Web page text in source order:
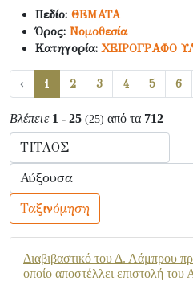
Πεδίο: ΘΕΜΑΤΑ
Όρος: Νομοθεσία
Κατηγορία:ΧΕΙΡΟΓΡΑΦΟ
‹ 1 2 3 4 5 6
Βλέπετε 1 - 25 (25) από τα 712
Ταξινόμηση
Διαβιβαστικό του Δ. Λάμπρου
οποίο αποστέλλει επιστολή